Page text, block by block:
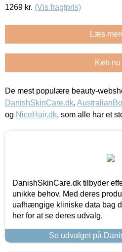
1269 kr. (Vis fragtpris)
Læs
Køb nu
De mest populære beauty-
DanishSkinCare.dk,
og NiceHair.dk, som alle har et
DanishSkinCare.dk tilbyder
unikke behov. Med deres
uafhængige kliniske data bag
her for at se deres udvalg.
Se udvalget på